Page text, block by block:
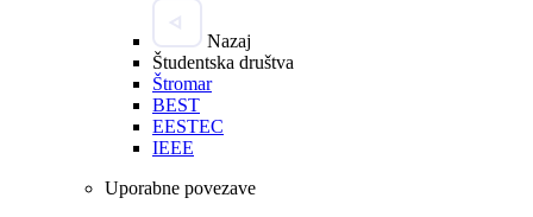
Nazaj
Študentska društva
Štromar
BEST
EESTEC
IEEE
Uporabne povezave